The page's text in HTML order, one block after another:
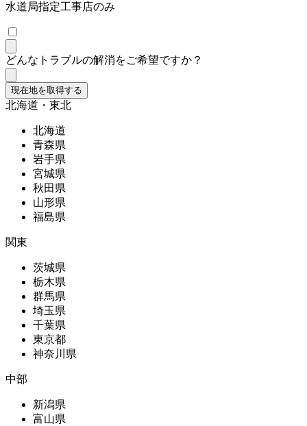
水道局指定工事店のみ
どんなトラブルの解消をご希望ですか？
現在地を取得する
北海道・東北
北海道
青森県
岩手県
宮城県
秋田県
山形県
福島県
関東
茨城県
栃木県
群馬県
埼玉県
千葉県
東京都
神奈川県
中部
新潟県
富山県